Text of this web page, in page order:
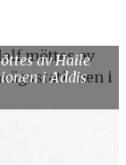
av Haile
i Addis